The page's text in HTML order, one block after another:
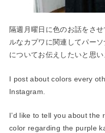
隔週月曜日に色のお話をさ
ルなカプワに関連してパー
についてお伝えしたいと思い
I post about colors every
Instagram.
I’d like to tell you about the
color regarding the purple